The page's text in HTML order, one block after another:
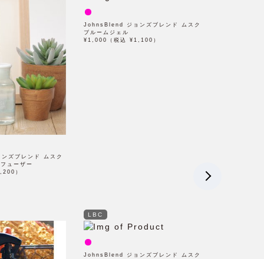
ズブレンド ムスク
ューザー
）
JohnsBlend ジョンズブレンド ムスク
ブルームジェル
¥1,000（税込 ¥1,100）
LBC
JohnsBlend ジョンズブレンド ムスク